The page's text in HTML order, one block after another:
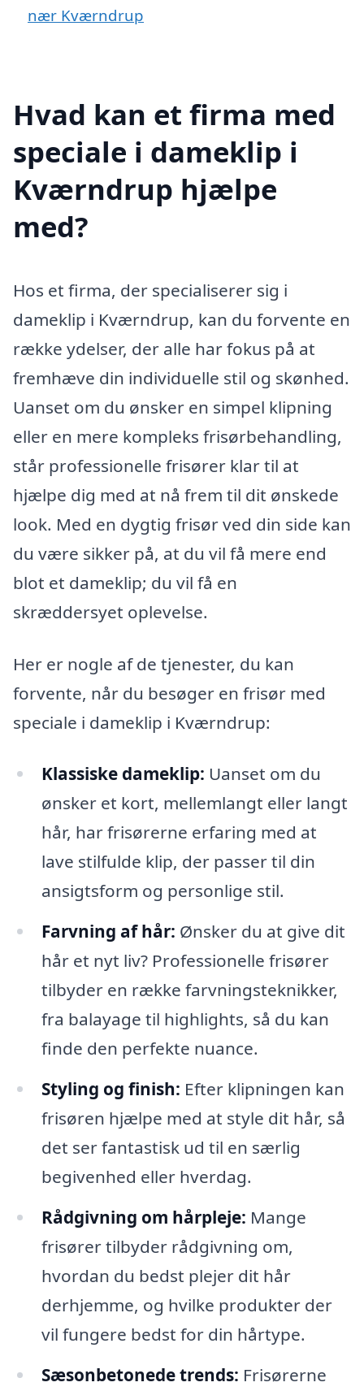
nær Kværndrup
Hvad kan et firma med
speciale i dameklip i
Kværndrup hjælpe
med?
Hos et firma, der specialiserer sig i
dameklip i Kværndrup, kan du forvente en
række ydelser, der alle har fokus på at
fremhæve din individuelle stil og skønhed.
Uanset om du ønsker en simpel klipning
eller en mere kompleks frisørbehandling,
står professionelle frisører klar til at
hjælpe dig med at nå frem til dit ønskede
look. Med en dygtig frisør ved din side kan
du være sikker på, at du vil få mere end
blot et dameklip; du vil få en
skræddersyet oplevelse.
Her er nogle af de tjenester, du kan
forvente, når du besøger en frisør med
speciale i dameklip i Kværndrup:
Klassiske dameklip: Uanset om du
ønsker et kort, mellemlangt eller langt
hår, har frisørerne erfaring med at
lave stilfulde klip, der passer til din
ansigtsform og personlige stil.
Farvning af hår: Ønsker du at give dit
hår et nyt liv? Professionelle frisører
tilbyder en række farvningsteknikker,
fra balayage til highlights, så du kan
finde den perfekte nuance.
Styling og finish: Efter klipningen kan
frisøren hjælpe med at style dit hår, så
det ser fantastisk ud til en særlig
begivenhed eller hverdag.
Rådgivning om hårpleje: Mange
frisører tilbyder rådgivning om,
hvordan du bedst plejer dit hår
derhjemme, og hvilke produkter der
vil fungere bedst for din hårtype.
Sæsonbetonede trends: Frisørerne